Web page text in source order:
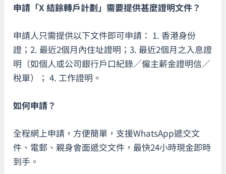
申請「X 結餘轉戶計劃」需要提供甚麼證明文件？
申請人只需提供以下文件即可申請： 1. 香港身份
證；2. 最近2個月內住址證明；3. 最近2個月之入息證
明（如個人或公司銀行戶口紀錄／僱主薪金證明信／
稅單）； 4. 工作證明。
如何申請？
全程網上申請，方便簡單，支援WhatsApp遞交文
件、電郵、親身會面遞交文件，最快24小時現金即時
到手。